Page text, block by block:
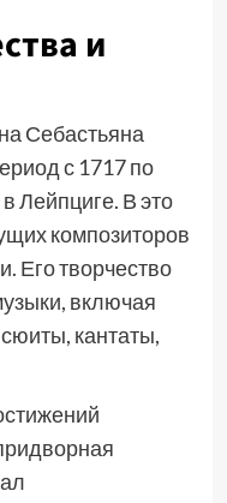
и
Себастьяна
с 1717 по
Лейпциге. В это
композиторов
Его творчество
включая
кантаты,